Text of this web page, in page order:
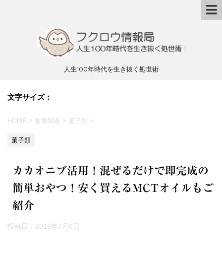
人生100年時代を生き抜く処世術
文字サイズ：
HOME > 食事関連 > 菓子類 >
菓子類
カカオニブ活用！混ぜるだけで即完成の
簡単おやつ！安く買えるMCTオイルもご
紹介
投稿日： 2019年7月8日